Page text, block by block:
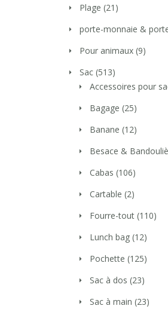
Plage (21)
porte-monnaie &
Pour animaux (9)
Sac (513)
Accessoires pour
Bagage (25)
Banane (12)
Besace &
Cabas (106)
Cartable (2)
Fourre-tout (110)
Lunch bag (12)
Pochette (125)
Sac à dos (23)
Sac à main (23)